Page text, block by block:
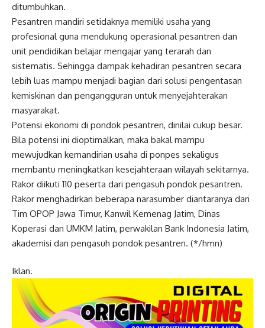
ditumbuhkan.
Pesantren mandiri setidaknya memiliki usaha yang
profesional guna mendukung operasional pesantren dan
unit pendidikan belajar mengajar yang terarah dan
sistematis. Sehingga dampak kehadiran pesantren secara
lebih luas mampu menjadi bagian dari solusi pengentasan
kemiskinan dan pengangguran untuk menyejahterakan
masyarakat.
Potensi ekonomi di pondok pesantren, dinilai cukup besar.
Bila potensi ini dioptimalkan, maka bakal mampu
mewujudkan kemandirian usaha di ponpes sekaligus
membantu meningkatkan kesejahteraan wilayah sekitarnya.
Rakor diikuti 110 peserta dari pengasuh pondok pesantren.
Rakor menghadirkan beberapa narasumber diantaranya dari
Tim OPOP Jawa Timur, Kanwil Kemenag Jatim, Dinas
Koperasi dan UMKM Jatim, perwakilan Bank Indonesia Jatim,
akademisi dan pengasuh pondok pesantren. (*/hmn)
Iklan.